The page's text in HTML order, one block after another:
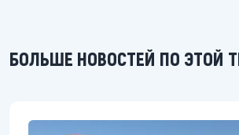
БОЛЬШЕ НОВОСТЕЙ ПО ЭТОЙ